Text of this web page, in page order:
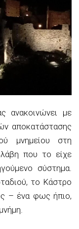
ανακοινώνει με
αποκατάστασης
μνημείου στη
που το είχε
σύστημα.
το Κάστρο
– ένα φως ήπιο,